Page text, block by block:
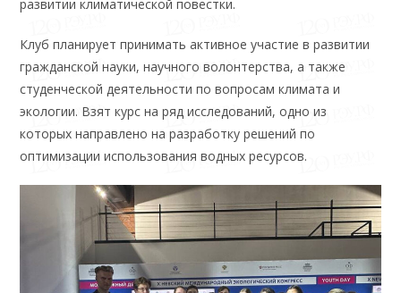
развитии климатической повестки.
Клуб планирует принимать активное участие в развитии
гражданской науки, научного волонтерства, а также
студенческой деятельности по вопросам климата и
экологии. Взят курс на ряд исследований, одно из
которых направлено на разработку решений по
оптимизации использования водных ресурсов.